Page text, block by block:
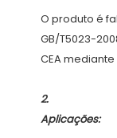
O produto é
GB/T5023-
Aplicações: